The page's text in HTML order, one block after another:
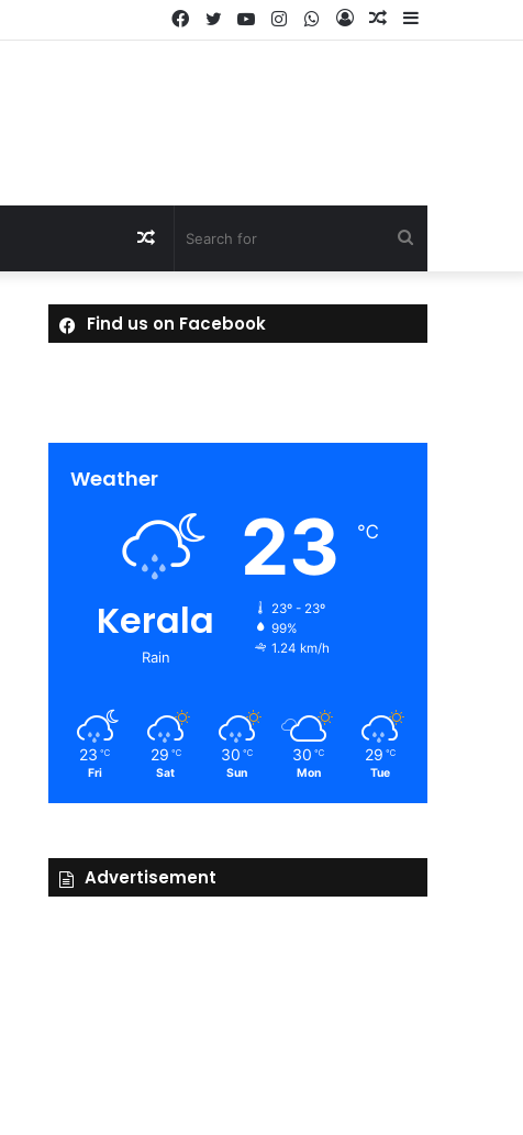
Sidebar
Random
Log
WhatsApp
Instagram
YouTube
Twitter
Facebook
for
Random
Article
Find us on Facebook
Weather
Kerala
Rain
23 ℃
23º - 23º
99%
1.24 km/h
23 ℃
Fri
29 ℃
Sat
30 ℃
Sun
30 ℃
Mon
29 ℃
Tue
Advertisement